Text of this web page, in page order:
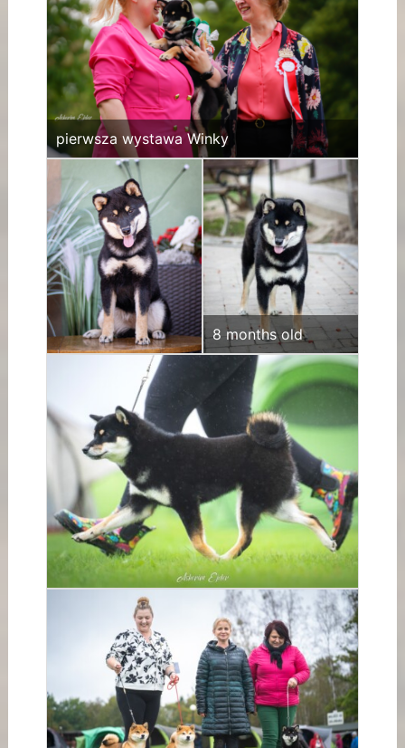
pierwsza wystawa Winky
8 months old